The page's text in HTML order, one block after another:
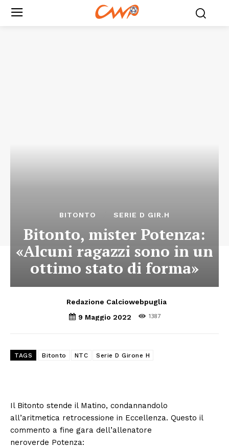
BITONTO SERIE D GIR.H
Bitonto, mister Potenza:
«Alcuni ragazzi sono in un
ottimo stato di forma»
Redazione Calciowebpuglia
9 Maggio 2022
1387
TAGS Bitonto NTC Serie D Girone H
Il Bitonto stende il Matino, condannandolo
all’aritmetica retrocessione in Eccellenza. Questo il
commento a fine gara dell’allenatore
neroverde Potenza: